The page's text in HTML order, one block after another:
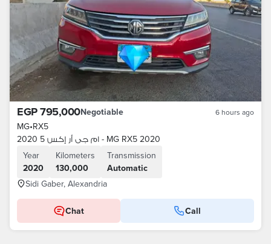
EGP 795,000Negotiable 6 hours ago
MG•RX5
ام جى أر إكس 5 2020 - MG RX5 2020
Year
2020
Kilometers
130,000
Transmission
Automatic
Sidi Gaber, Alexandria
Chat Call